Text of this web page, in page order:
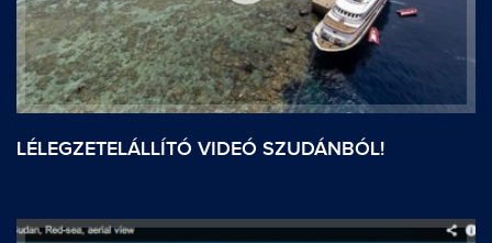
LÉLEGZETELÁLLÍTÓ VIDEÓ SZUDÁNBÓL!